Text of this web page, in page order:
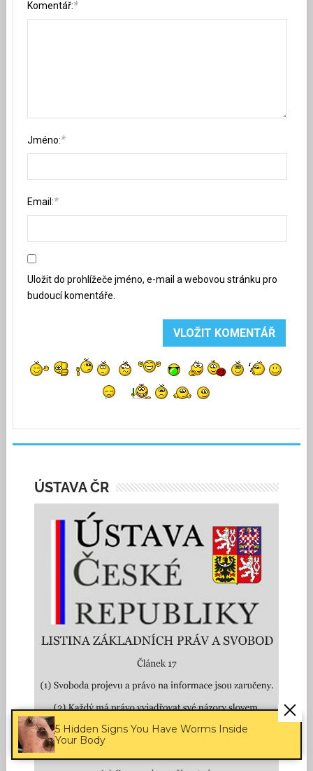
Komentář:*
Jméno:*
Email:*
Uložit do prohlížeče jméno, e-mail a webovou stránku pro
budoucí komentáře.
5 Hidden Signs You Have Worms Inside
Your Body
ÚSTAVA ČR